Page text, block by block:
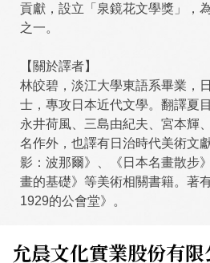
貢獻，設立「泉鏡花文學獎」，
之一。
【關於譯者】
林皎碧，淡江大學東語系畢業，
士，專攻日本近代文學。翻譯夏
永井荷風、三島由紀夫、宮本輝
名作外，也譯有日治時代美術文
影：波那爾》、《日本名畫散步
畫的基礎》等美術相關書籍。著
1929的公會堂》。
允晨文化實業股份有限